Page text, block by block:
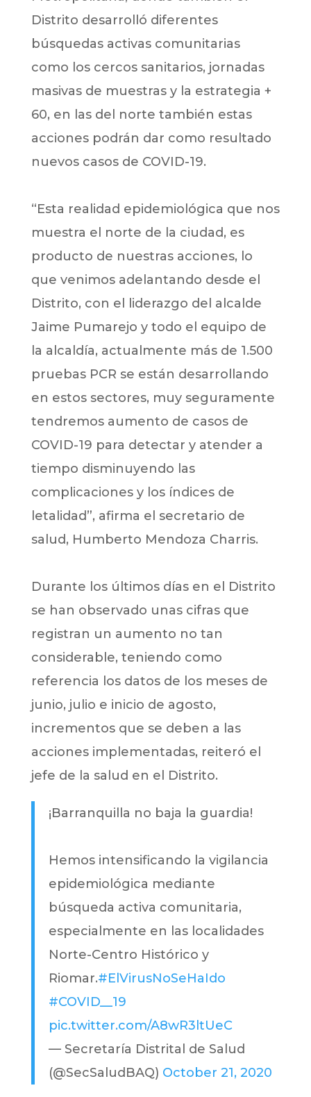
Distrito desarrolló diferentes
búsquedas activas comunitarias
como los cercos sanitarios, jornadas
masivas de muestras y la estrategia +
60, en las del norte también estas
acciones podrán dar como resultado
nuevos casos de COVID-19.
“Esta realidad epidemiológica que nos
muestra el norte de la ciudad, es
producto de nuestras acciones, lo
que venimos adelantando desde el
Distrito, con el liderazgo del alcalde
Jaime Pumarejo y todo el equipo de
la alcaldía, actualmente más de 1.500
pruebas PCR se están desarrollando
en estos sectores, muy seguramente
tendremos aumento de casos de
COVID-19 para detectar y atender a
tiempo disminuyendo las
complicaciones y los índices de
letalidad”, afirma el secretario de
salud, Humberto Mendoza Charris.
Durante los últimos días en el Distrito
se han observado unas cifras que
registran un aumento no tan
considerable, teniendo como
referencia los datos de los meses de
junio, julio e inicio de agosto,
incrementos que se deben a las
acciones implementadas, reiteró el
jefe de la salud en el Distrito.
¡Barranquilla no baja la guardia!
Hemos intensificando la vigilancia
epidemiológica mediante
búsqueda activa comunitaria,
especialmente en las localidades
Norte-Centro Histórico y
Riomar.#ElVirusNoSeHaIdo
#COVID__19
pic.twitter.com/A8wR3ltUeC
— Secretaría Distrital de Salud
(@SecSaludBAQ) October 21, 2020